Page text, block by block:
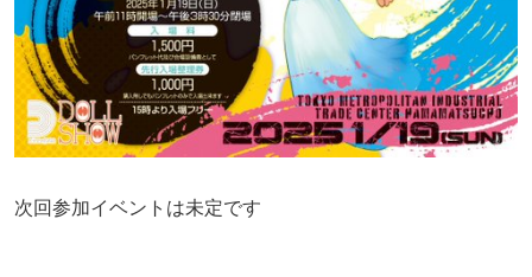
次回参加イベントは未定です